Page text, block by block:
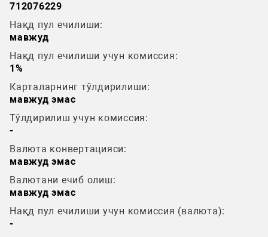
712076229
Нақд пул ечилиши:
мавжуд
Нақд пул ечилиши учун комиссия:
1%
Карталарнинг тўлдирилиши:
мавжуд эмас
Тўлдирилиш учун комиссия:
-
Валюта конвертацияси:
мавжуд эмас
Валютани ечиб олиш:
мавжуд эмас
Нақд пул ечилиши учун комиссия (валюта):
-